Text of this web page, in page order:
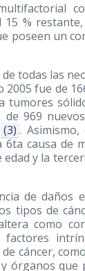
%
poseen un
todas las
fue de
tumores
969
(3) .
causa de
y la
de daños
tipos de
como
cáncer,
órganos